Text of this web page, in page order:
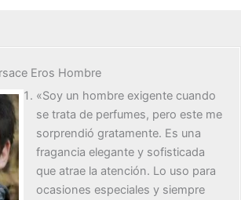
Eros Hombre
«Soy un hombre exigente cuando
se trata de perfumes, pero este me
sorprendió gratamente. Es una
fragancia elegante y sofisticada
que atrae la atención. Lo uso para
ocasiones especiales y siempre